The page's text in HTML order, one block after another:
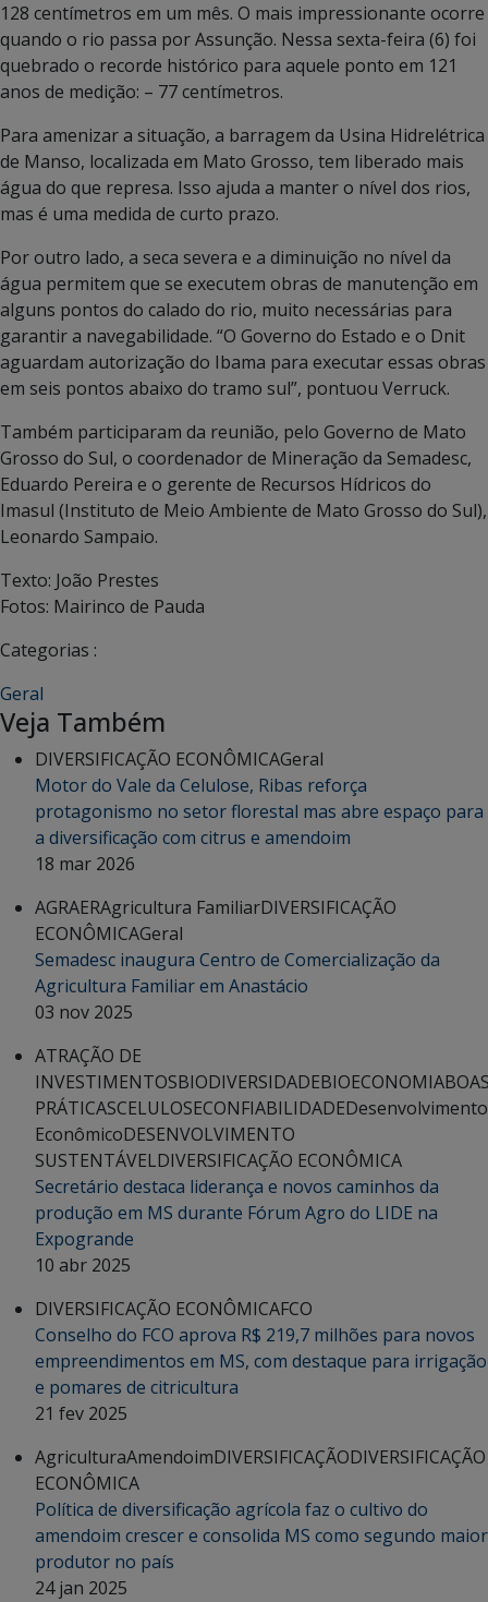
128 centímetros em um mês. O mais impressionante ocorre
quando o rio passa por Assunção. Nessa sexta-feira (6) foi
quebrado o recorde histórico para aquele ponto em 121
anos de medição: – 77 centímetros.
Para amenizar a situação, a barragem da Usina Hidrelétrica
de Manso, localizada em Mato Grosso, tem liberado mais
água do que represa. Isso ajuda a manter o nível dos rios,
mas é uma medida de curto prazo.
Por outro lado, a seca severa e a diminuição no nível da
água permitem que se executem obras de manutenção em
alguns pontos do calado do rio, muito necessárias para
garantir a navegabilidade. “O Governo do Estado e o Dnit
aguardam autorização do Ibama para executar essas obras
em seis pontos abaixo do tramo sul”, pontuou Verruck.
Também participaram da reunião, pelo Governo de Mato
Grosso do Sul, o coordenador de Mineração da Semadesc,
Eduardo Pereira e o gerente de Recursos Hídricos do
Imasul (Instituto de Meio Ambiente de Mato Grosso do Sul),
Leonardo Sampaio.
Texto: João Prestes
Fotos: Mairinco de Pauda
Categorias :
Geral
Veja Também
DIVERSIFICAÇÃO ECONÔMICAGeral
Motor do Vale da Celulose, Ribas reforça
protagonismo no setor florestal mas abre espaço para
a diversificação com citrus e amendoim
18 mar 2026
AGRAERAgricultura FamiliarDIVERSIFICAÇÃO
ECONÔMICAGeral
Semadesc inaugura Centro de Comercialização da
Agricultura Familiar em Anastácio
03 nov 2025
ATRAÇÃO DE
INVESTIMENTOSBIODIVERSIDADEBIOECONOMIA
PRÁTICASCELULOSECONFIABILIDADEDesenvolvimento
EconômicoDESENVOLVIMENTO
SUSTENTÁVELDIVERSIFICAÇÃO ECONÔMICA
Secretário destaca liderança e novos caminhos da
produção em MS durante Fórum Agro do LIDE na
Expogrande
10 abr 2025
DIVERSIFICAÇÃO ECONÔMICAFCO
Conselho do FCO aprova R$ 219,7 milhões para novos
empreendimentos em MS, com destaque para irrigação
e pomares de citricultura
21 fev 2025
AgriculturaAmendoimDIVERSIFICAÇÃODIVERSIFICAÇÃO
ECONÔMICA
Política de diversificação agrícola faz o cultivo do
amendoim crescer e consolida MS como segundo maior
produtor no país
24 jan 2025